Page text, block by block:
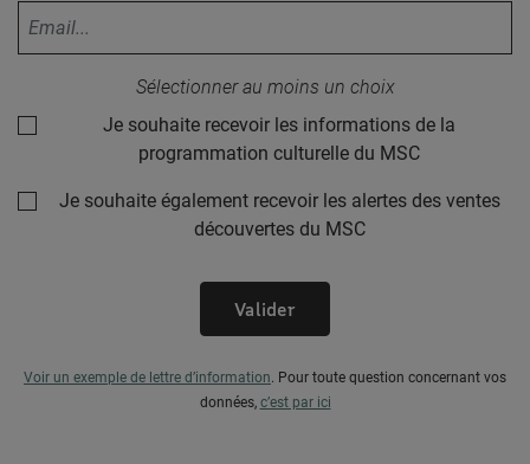
Sélectionner au moins un choix
Je souhaite recevoir les informations de la
programmation culturelle du MSC
Je souhaite également recevoir les alertes des ventes
découvertes du MSC
Valider
Voir un exemple de lettre d’information Pour toute question concernant vos
données, c’est par ici